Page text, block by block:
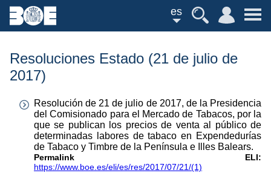
es
Resoluciones Estado (21 de julio de
2017)
Resolución de 21 de julio de 2017, de la Presidencia
del Comisionado para el Mercado de Tabacos, por la
que se publican los precios de venta al público de
determinadas labores de tabaco en Expendedurías
de Tabaco y Timbre de la Península e Illes Balears.
Permalink ELI:
https://www.boe.es/eli/es/res/2017/07/21/(1)